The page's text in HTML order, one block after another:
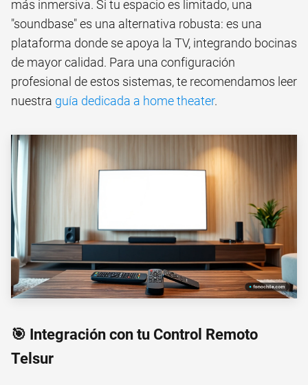
más inmersiva. Si tu espacio es limitado, una
"soundbase" es una alternativa robusta: es una
plataforma donde se apoya la TV, integrando bocinas
de mayor calidad. Para una configuración
profesional de estos sistemas, te recomendamos leer
nuestra guía dedicada a home theater.
🎯 Integración con tu Control Remoto
Telsur